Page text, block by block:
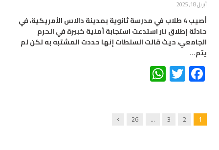
أبريل 18, 2025
أصيب 4 طلاب في مدرسة ثانوية بمدينة دالاس الأمريكية، في
حادثة إطلاق نار استدعت استجابة أمنية كبيرة في الحرم
الجامعي، حيث قالت السلطات إنها حددت المشتبه به لكن لم
يتم…
Facebook
Twitter
1
2
3
…
26
Next